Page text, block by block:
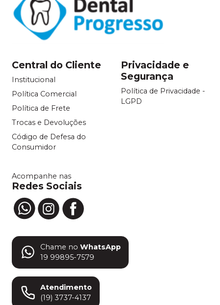
Central do Cliente
Institucional
Política Comercial
Política de Frete
Trocas e Devoluções
Código de Defesa do
Consumidor
Privacidade e
Segurança
Política de Privacidade -
LGPD
Acompanhe nas
Redes Sociais
Chame no WhatsApp
19 99895-7579
Atendimento
(19) 3737-4137